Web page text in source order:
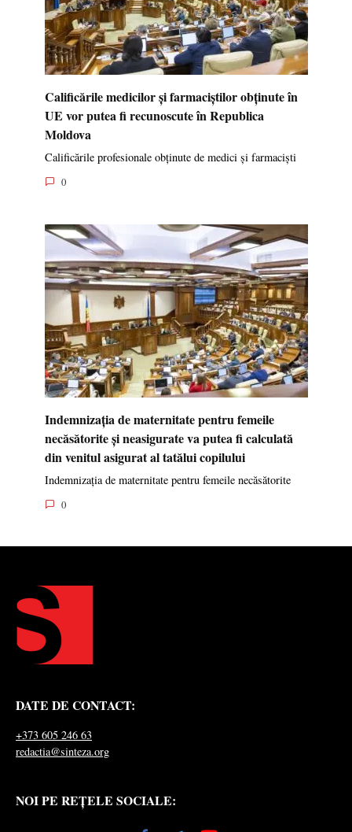
Calificările medicilor și farmaciștilor obținute în
UE vor putea fi recunoscute în Republica
Moldova
Calificările profesionale obținute de medici și farmaciști
0
Indemnizația de maternitate pentru femeile
necăsătorite și neasigurate va putea fi calculată
din venitul asigurat al tatălui copilului
Indemnizația de maternitate pentru femeile necăsătorite
0
DATE DE CONTACT:
+373 605 246 63
redactia@sinteza.org
NOI PE REȚELE SOCIALE: